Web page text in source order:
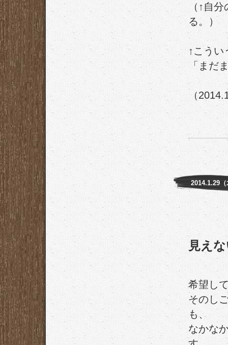
（↑自分
る。）
↑こうい
「まだ
（
2014.1.29（
見え
希望し
そのし
も、
なかな